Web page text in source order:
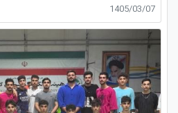
1405/03/07